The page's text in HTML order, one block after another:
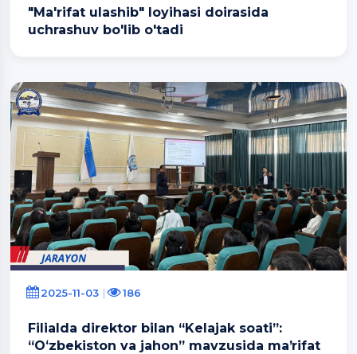
"Ma'rifat ulashib" loyihasi doirasida
uchrashuv bo'lib o'tadi
2025-11-03 186
Filialda direktor bilan “Kelajak soati”:
“Oʻzbekiston va jahon” mavzusida maʼrifat